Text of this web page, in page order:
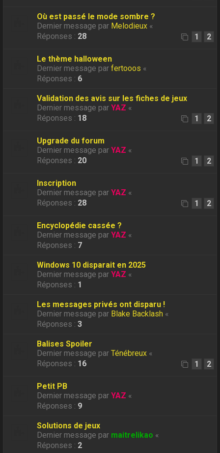
Où est passé le mode sombre ?
Dernier message par Melodieux «
Réponses : 28 1 2
Le thème halloween
Dernier message parfertooos «
Réponses : 6
Validation des avis sur les fiches de jeux
Dernier message parYAZ «
Réponses : 18 1 2
Upgrade du forum
Dernier message parYAZ «
Réponses : 20 1 2
Inscription
Dernier message parYAZ «
Réponses : 28 1 2
Encyclopédie cassée ?
Dernier message parYAZ «
Réponses : 7
Windows 10 disparait en 2025
Dernier message parYAZ «
Réponses : 1
Les messages privés ont disparu !
Dernier message par Blake Backlash «
Réponses :3
Balises Spoiler
Dernier message parTénébreux «
Réponses : 16 1 2
Petit PB
Dernier message parYAZ «
Réponses : 9
Solutions de jeux
Dernier message par maitrelikao «
Réponses : 2